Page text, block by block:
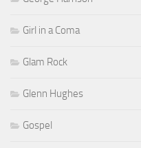
Girl in a Coma
Glam Rock
Glenn Hughes
Gospel